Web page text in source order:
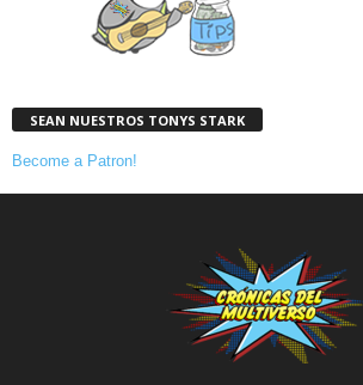
SEAN NUESTROS TONYS STARK
Become a Patron!